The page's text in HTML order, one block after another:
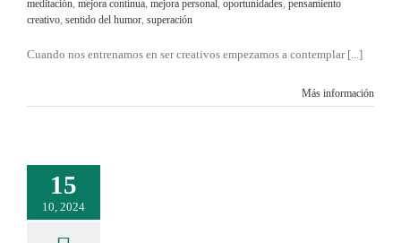
meditación, mejora continua, mejora personal, oportunidades, pensamiento
creativo, sentido del humor, superación
Cuando nos entrenamos en ser creativos empezamos a contemplar [...]
Más información
15
10, 2024